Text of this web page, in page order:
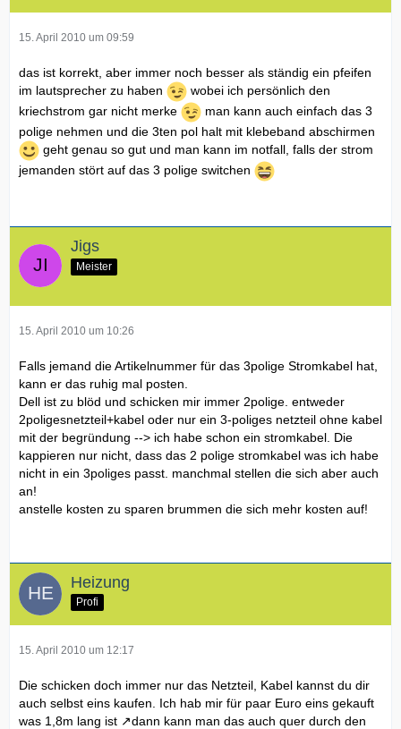
15. April 2010 um 09:59
das ist korrekt, aber immer noch besser als ständig ein pfeifen
im lautsprecher zu haben
wobei ich persönlich den
kriechstrom gar nicht merke
man kann auch einfach das 3
polige nehmen und die 3ten pol halt mit klebeband abschirmen
geht genau so gut und man kann im notfall, falls der strom
jemanden stört auf das 3 polige switchen
Jigs
Meister
15. April 2010 um 10:26
Falls jemand die Artikelnummer für das 3polige Stromkabel hat,
kann er das ruhig mal posten.
Dell ist zu blöd und schicken mir immer 2polige. entweder
2poligesnetzteil+kabel oder nur ein 3-poliges netzteil ohne kabel
mit der begründung --> ich habe schon ein stromkabel. Die
kappieren nur nicht, dass das 2 polige stromkabel was ich habe
nicht in ein 3poliges passt. manchmal stellen die sich aber auch
an!
anstelle kosten zu sparen brummen die sich mehr kosten auf!
Heizung
Profi
15. April 2010 um 12:17
Die schicken doch immer nur das Netzteil, Kabel kannst du dir
auch selbst eins kaufen. Ich hab mir für paar Euro eins gekauft
was 1,8m lang ist
dann kann man das auch quer durch den